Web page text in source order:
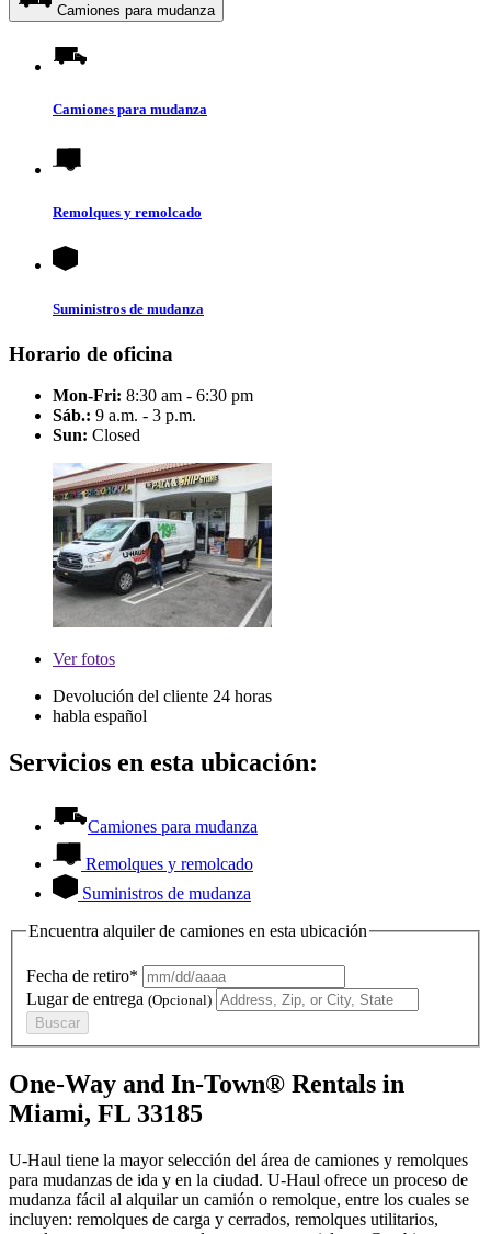
Camiones para mudanza
Camiones para mudanza
Remolques y remolcado
Suministros de mudanza
Horario de oficina
Mon-Fri: 8:30 am - 6:30 pm
Sáb.: 9 a.m. - 3 p.m.
Sun: Closed
Verfotos
Devolución del cliente 24 horas
habla español
Servicios en esta ubicación:
Camiones para mudanza
Remolques y remolcado
Suministros de mudanza
Encuentra alquiler de camiones en esta ubicación
Fecha de retiro*
Lugar de entrega (Opcional)
Buscar
One-Way and In-Town® Rentals in
Miami, FL 33185
U-Haul tiene la mayor selección del área de camiones y remolques
para mudanzas de ida y en la ciudad. U-Haul ofrece un proceso de
mudanza fácil al alquilar un camión o remolque, entre los cuales se
incluyen: remolques de carga y cerrados, remolques utilitarios,